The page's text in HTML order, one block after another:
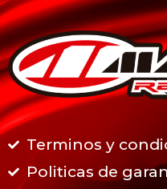
Terminos y
Politicas de